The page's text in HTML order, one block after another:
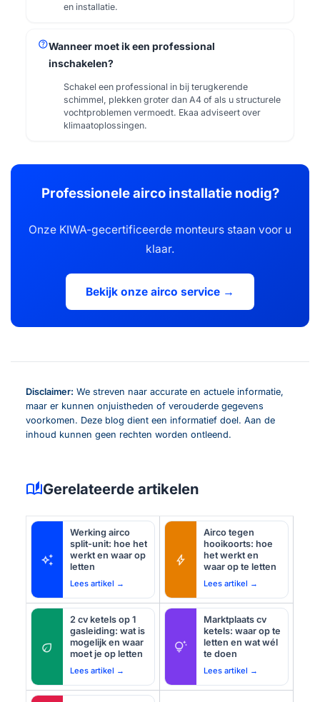
en installatie.
helpWanneer moet ik een professional
inschakelen?
Schakel een professional in bij terugkerende
schimmel, plekken groter dan A4 of als u structurele
vochtproblemen vermoedt. Ekaa adviseert over
klimaatoplossingen.
Professionele airco installatie nodig?
Onze KIWA-gecertificeerde monteurs staan voor u
klaar.
Bekijk onze airco service →
Disclaimer: We streven naar accurate en actuele informatie,
maar er kunnen onjuistheden of verouderde gegevens
voorkomen. Deze blog dient een informatief doel. Aan de
inhoud kunnen geen rechten worden ontleend.
auto_storiesGerelateerde artikelen
auto_awesome
Werking airco
split-unit: hoe het
werkt en waar op
letten
Lees artikel →
bolt
Airco tegen
hooikoorts: hoe
het werkt en
waar op te letten
Lees artikel →
eco
2 cv ketels op 1
gasleiding: wat is
mogelijk en waar
moet je op letten
Lees artikel →
tips_and_updates
Marktplaats cv
ketels: waar op te
letten en wat wél
te doen
Lees artikel →